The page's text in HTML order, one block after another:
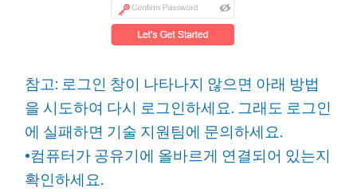
참고: 로그인 창이 나타나지 않으면 아래 방법
을 시도하여 다시 로그인하세요. 그래도 로그인
에 실패하면 기술 지원팀에 문의하세요.
•컴퓨터가 공유기에 올바르게 연결되어 있는지
확인하세요.